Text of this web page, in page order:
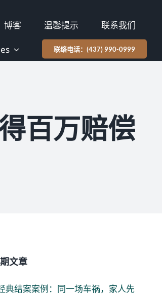
博客 温馨提示 联系我们
联络电话：(437) 990-0999
百万赔偿
文章
典结案案例：同一场车祸，家人先